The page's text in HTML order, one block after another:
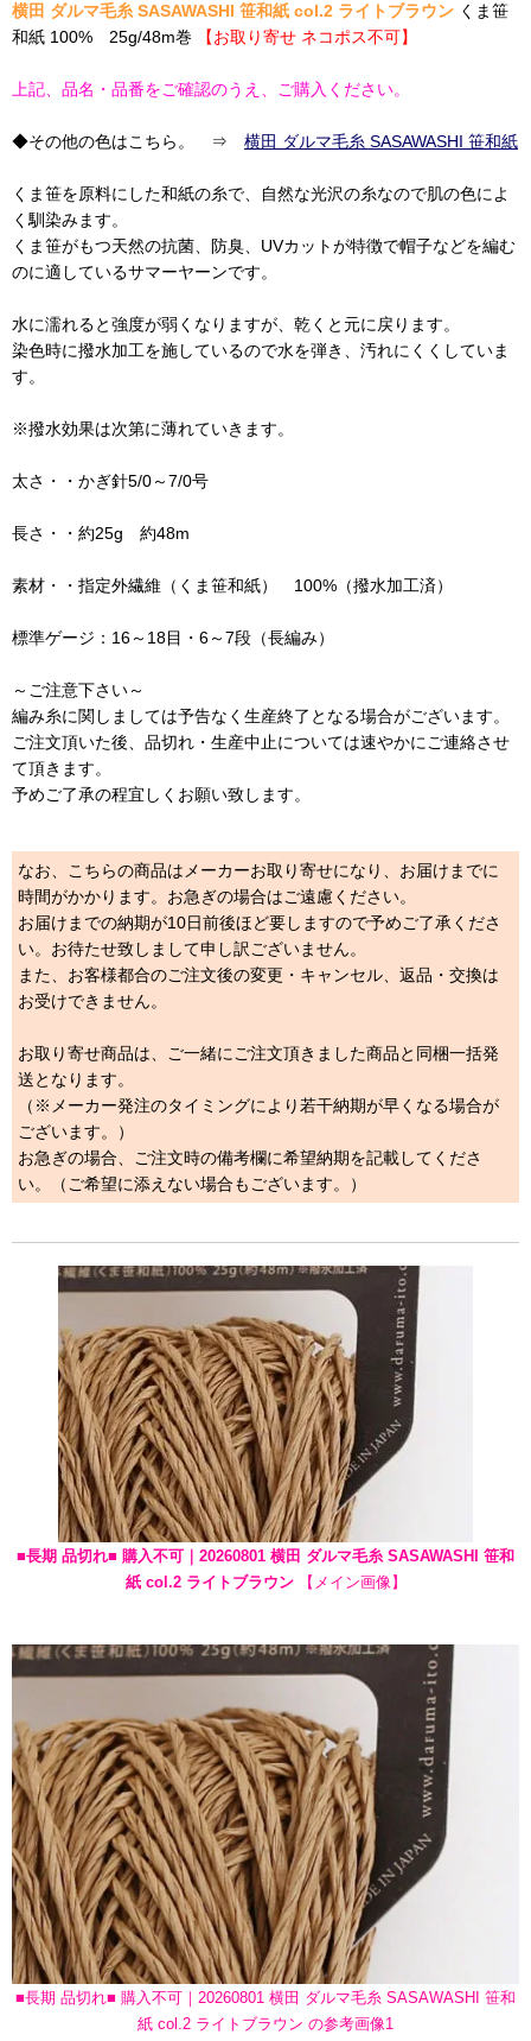
横田 ダルマ毛糸 SASAWASHI 笹和紙 col.2 ライトブラウン くま笹
和紙 100% 25g/48m巻
【お取り寄せ ネコポス不可】
上記、品名・品番をご確認のうえ、ご購入ください。
◆その他の色はこちら。 ⇒ 横田 ダルマ毛糸 SASAWASHI 笹和紙
くま笹を原料にした和紙の糸で、自然な光沢の糸なので肌の色によ
く馴染みます。
くま笹がもつ天然の抗菌、防臭、UVカットが特徴で帽子などを編む
のに適しているサマーヤーンです。
水に濡れると強度が弱くなりますが、乾くと元に戻ります。
染色時に撥水加工を施しているので水を弾き、汚れにくくしていま
す。
※撥水効果は次第に薄れていきます。
太さ・・かぎ針5/0～7/0号
長さ・・約25g 約48m
素材・・指定外繊維（くま笹和紙） 100%（撥水加工済）
標準ゲージ：16～18目・6～7段（長編み）
～ご注意下さい～
編み糸に関しましては予告なく生産終了となる場合がございます。
ご注文頂いた後、品切れ・生産中止については速やかにご連絡させ
て頂きます。
予めご了承の程宜しくお願い致します。
なお、こちらの商品はメーカーお取り寄せになり、お届けまでに
時間がかかります。お急ぎの場合はご遠慮ください。
お届けまでの納期が10日前後ほど要しますので予めご了承くださ
い。お待たせ致しまして申し訳ございません。
また、お客様都合のご注文後の変更・キャンセル、返品・交換は
お受けできません。
お取り寄せ商品は、ご一緒にご注文頂きました商品と同梱一括発
送となります。
（※メーカー発注のタイミングにより若干納期が早くなる場合が
ございます。）
お急ぎの場合、ご注文時の備考欄に希望納期を記載してくださ
い。（ご希望に添えない場合もございます。）
■長期 品切れ■ 購入不可｜20260801 横田 ダルマ毛糸 SASAWASHI 笹和
紙 col.2 ライトブラウン【メイン画像】
■長期 品切れ■ 購入不可｜20260801 横田 ダルマ毛糸 SASAWASHI 笹和
紙 col.2 ライトブラウン の参考画像1